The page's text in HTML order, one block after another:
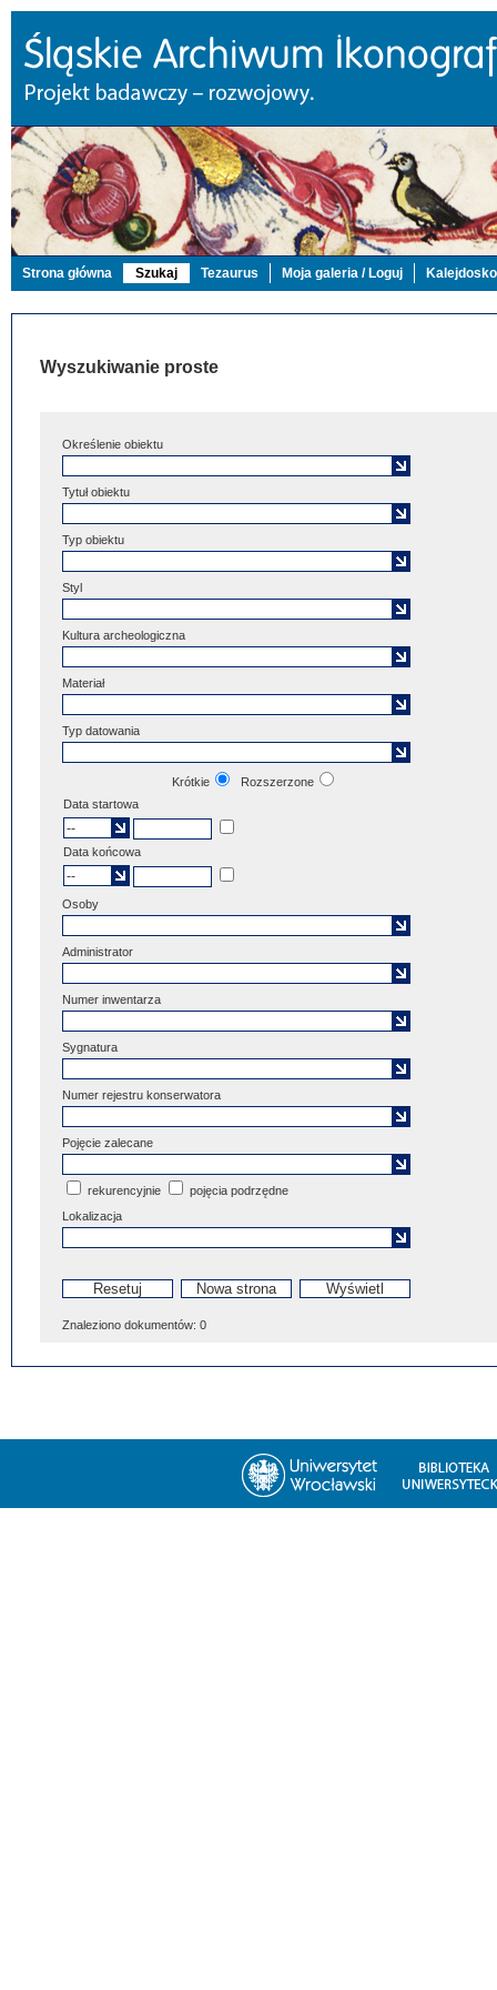
Strona główna Szukaj Tezaurus Moja galeria / Loguj
Wyszukiwanie proste
Określenie obiektu
Tytuł obiektu
Typ obiektu
Styl
Kultura archeologiczna
Materiał
Typ datowania
Krótkie
Rozszerzone
Data startowa
Data końcowa
Osoby
Administrator
Numer inwentarza
Sygnatura
Numer rejestru konserwatora
Pojęcie zalecane
rekurencyjnie
pojęcia podrzędne
Lokalizacja
Znaleziono dokumentów: 0